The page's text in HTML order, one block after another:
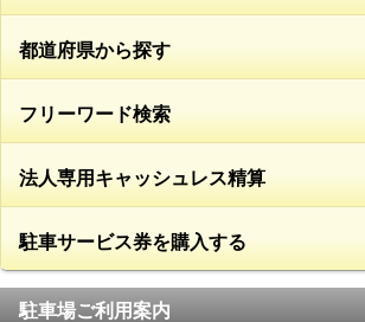
都道府県から探す
フリーワード検索
法人専用キャッシュレス精算
駐車サービス券を購入する
駐車場ご利用案内